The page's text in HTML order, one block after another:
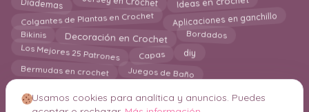
Ideas en crochet
Colgantes de Plantas en Crochet Aplicaciones en ganchillo
Bikinis Decoración en Crochet Bordados
Los Mejores 25 Patrones Capas diy
Bermudas en crochet Juegos de Baño
Usamos cookies para analítica y anuncios. Puedes